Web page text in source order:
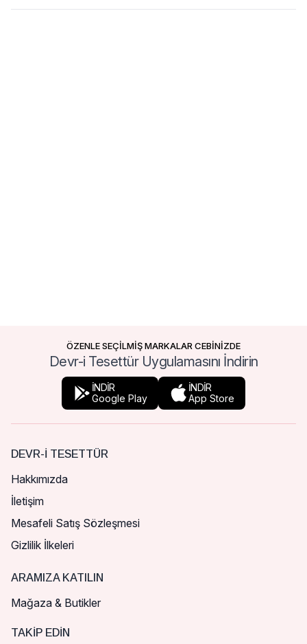
ÖZENLE SEÇİLMİŞ MARKALAR CEBİNİZDE
Devr-i Tesettür Uygulamasını İndirin
İNDİR
Google Play
İNDİR
App Store
DEVR-I TESETTÜR
Hakkımızda
İletişim
Mesafeli Satış Sözleşmesi
Gizlilik İlkeleri
ARAMIZA KATILIN
Mağaza & Butikler
TAKIP EDIN